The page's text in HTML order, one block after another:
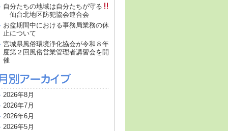
自分たちの地域は自分たちが守る
仙台北地区防犯協会連合会
お盆期間中における事務局業務の休
止について
宮城県風俗環境浄化協会が令和８年
度第２回風俗営業管理者講習会を開
催
2026年8月
2026年7月
2026年6月
2026年5月